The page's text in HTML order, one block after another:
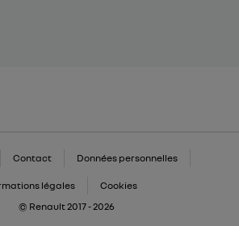
Contact Données personnelles
légales
Cookies
© Renault 2017 - 2026